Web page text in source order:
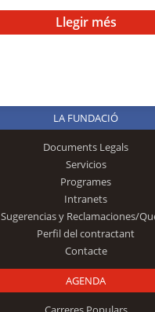
Llegir més
LA FUNDACIÓ
Documents Legals
Servicios
Programes
Intranets
Sugerencias y Reclamaciones/
Perfil del contractant
Contacte
AGENDA